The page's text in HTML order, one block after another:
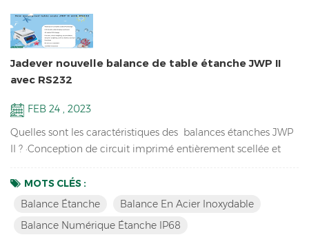
Jadever nouvelle balance de table étanche JWP II
avec RS232
FEB 24 , 2023
Quelles sont les caractéristiques des balances étanches JWP
II ? ·Conception de circuit imprimé entièrement scellée et
automatique pour économiser de l'énergie ·Toutes les
conceptions de circuits imprimés scellés ·Fonctions de pré-
dynamique et d'invite de batterie faible ·Fonction d'éta...
MOTS CLÉS :
Balance Étanche
Balance En Acier Inoxydable
Balance Numérique Étanche IP68